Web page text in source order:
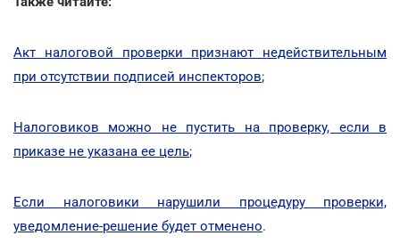
Акт налоговой проверки признают недействительным
при отсутствии подписей инспекторов;
Налоговиков можно не пустить на проверку, если в
приказе не указана ее цель;
Если налоговики нарушили процедуру проверки,
уведомление-решение будет отменено.